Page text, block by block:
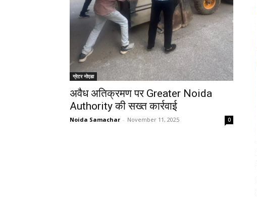
ग्रेटर नोएडा
अवैध अतिक्रमण पर Greater Noida
Authority की सख्त कार्रवाई
Noida Samachar - November 11, 2025 0